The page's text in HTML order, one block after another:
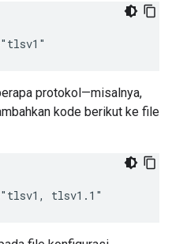
protokol—misalnya,
kode berikut ke file
tlsv1.1"